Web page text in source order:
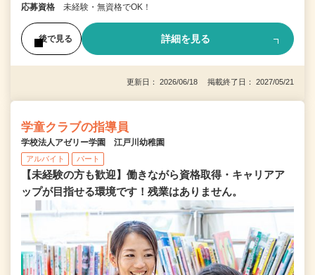
応募資格 未経験・無資格でOK！
後で見る 詳細を見る
更新日： 2026/06/18 掲載終了日： 2027/05/21
学童クラブの指導員
学校法人アゼリー学園 江戸川幼稚園
アルバイト パート
【未経験の方も歓迎】働きながら資格取得・キャリアア
ップが目指せる環境です！残業はありません。